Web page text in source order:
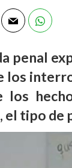
penal
los
los
el tipo de